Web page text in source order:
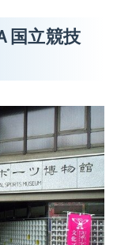
国立競技